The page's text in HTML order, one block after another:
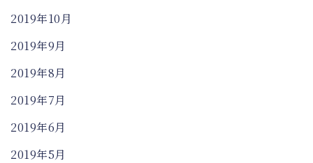
2019年10月
2019年9月
2019年8月
2019年7月
2019年6月
2019年5月